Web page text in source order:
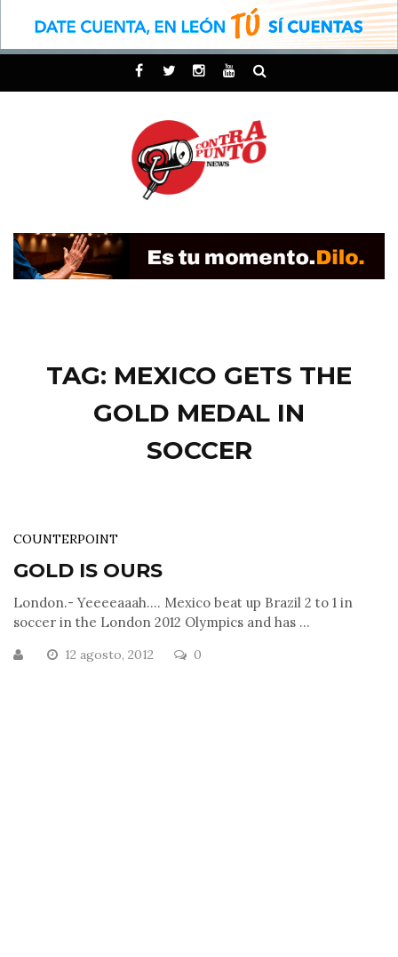
TAG: MEXICO GETS THE
GOLD MEDAL IN
SOCCER
COUNTERPOINT
GOLD IS OURS
London.- Yeeeeaaah…. Mexico beat up Brazil 2 to 1 in
soccer in the London 2012 Olympics and has ...
12 agosto, 2012 0